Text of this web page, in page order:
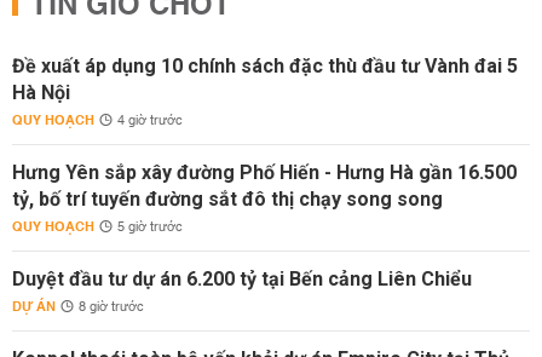
Đề xuất áp dụng 10 chính sách đặc thù đầu tư Vành đai 5
Hà Nội
QUY HOẠCH 4 giờ trước
Hưng Yên sắp xây đường Phố Hiến - Hưng Hà gần 16.500
tỷ, bố trí tuyến đường sắt đô thị chạy song song
QUY HOẠCH 5 giờ trước
Duyệt đầu tư dự án 6.200 tỷ tại Bến cảng Liên Chiểu
DỰ ÁN 8 giờ trước